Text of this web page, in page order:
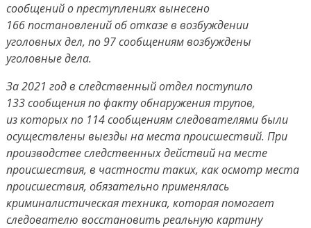
сообщений о преступлениях вынесено
166 постановлений об отказе в возбуждении
уголовных дел, по 97 сообщениям возбуждены
уголовные дела.
За 2021 год в следственный отдел поступило
133 сообщения по факту обнаружения трупов,
из которых по 114 сообщениям следователями были
осуществлены выезды на места происшествий. При
производстве следственных действий на месте
происшествия, в частности таких, как осмотр места
происшествия, обязательно применялась
криминалистическая техника, которая помогает
следователю восстановить реальную картину